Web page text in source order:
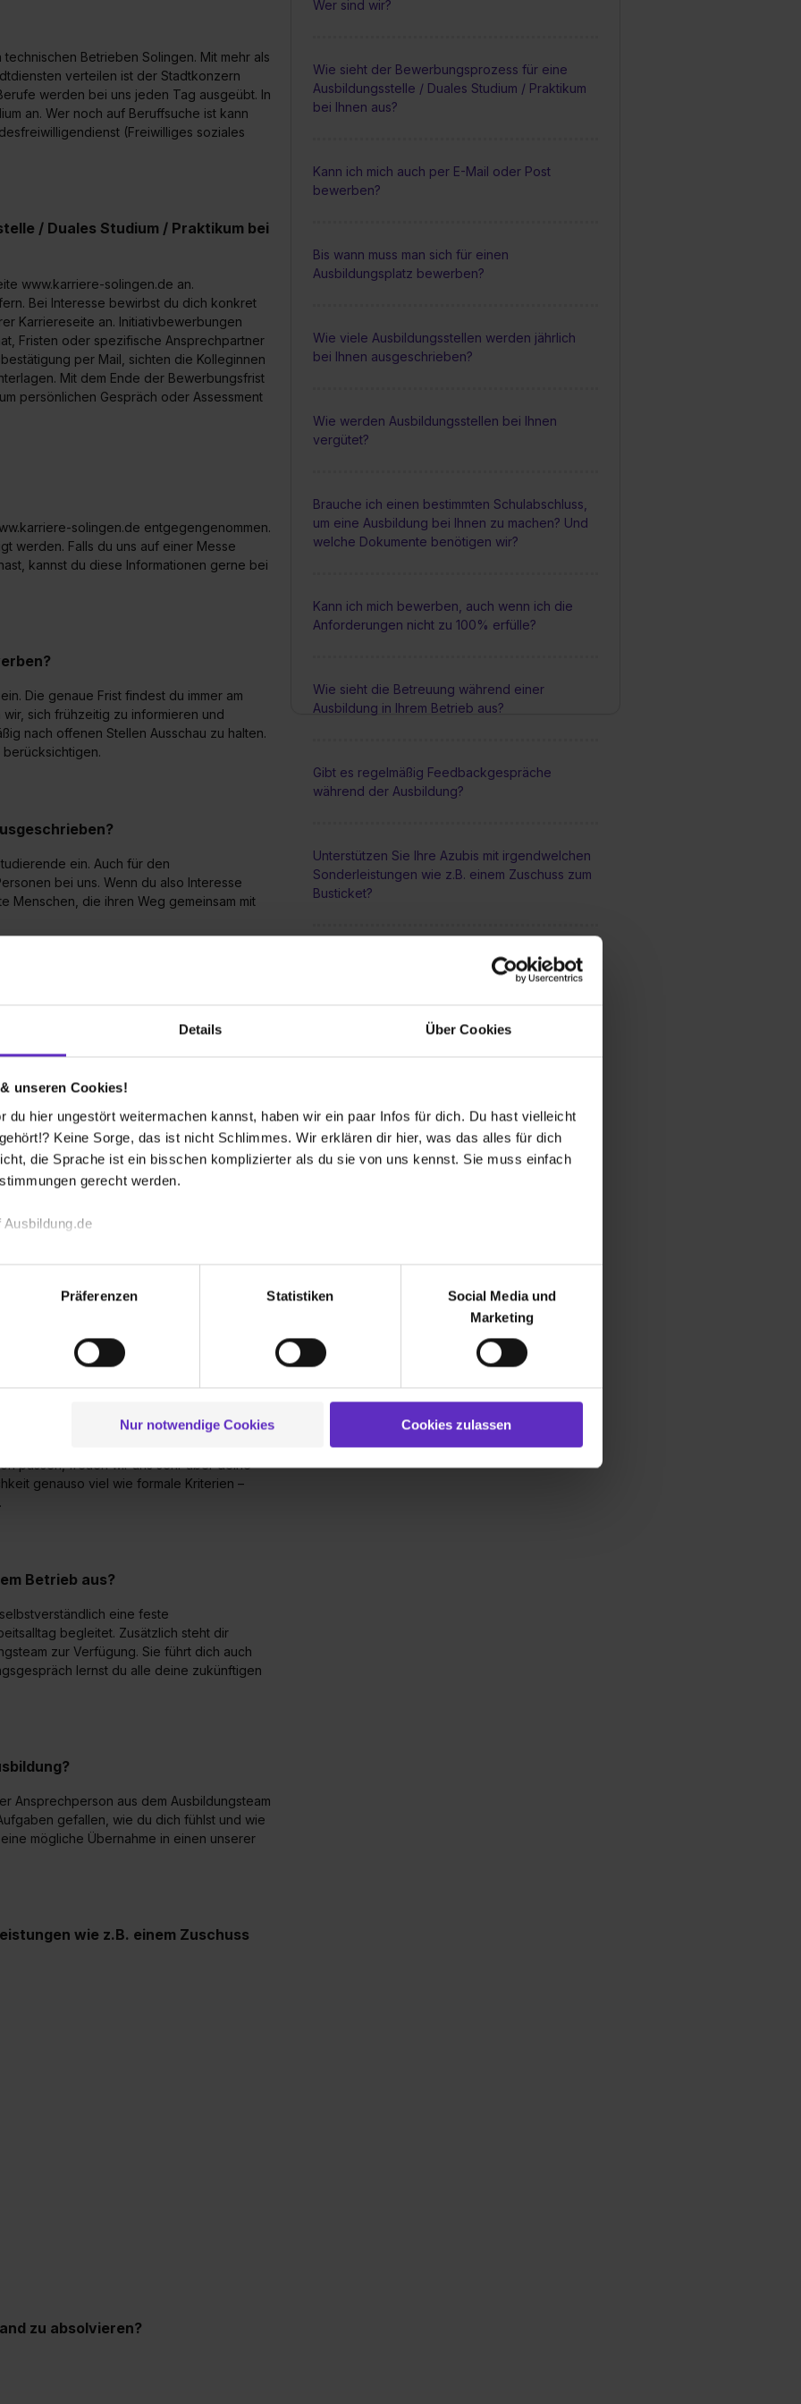
Details Über Cookies
unseren Cookies!
du hier ungestört weitermachen kannst, haben wir ein paar Infos für dich. Du hast vielleicht
Keine Sorge, das ist nicht Schlimmes. Wir erklären dir hier, was das alles für dich
die Sprache ist ein bisschen komplizierter als du sie von uns kennst. Sie muss einfach
gerecht werden.
Funktion unserer Webseite („Notwendig“), um von dir bei Benutzung der
zu speichern ( „Präferenzen“), die Zugriffe auf unsere Webseite zu analysieren
zu deiner Verwendung unserer Website an unsere Partner für soziale Medien, Werbung
um Inhalte und Anzeigen zu personalisieren („Social Media und Marketing“). Unsere
möglicherweise mit weiteren Daten zusammen, die du ihnen bereitgestellt hast oder die
separaten Aktivierung von „Social Media und Marketing“ bist du auch damit
der Cookies externe Inhalte (z.B. Videos oder Posts) angezeigt und hierfür
später noch im Einzelfall bei dem jeweiligen Inhalt erteilen. Willst du nur bestimmte
triff deine Auswahl über die Checkboxen und klick auf „Auswahl erlauben“. Die
ganz oder teilweise über unsere Datenschutzerklärung unter dem Punkt
Weitere Informationen zu den einzelnen Cookies findest du durch Klick auf
Datenschutzerklärung,Impressum
Präferenzen Statistiken
Social Media und
Marketing
Nur notwendige Cookies Cookies zulassen
Wer sind wir?
Wie sieht der Bewerbungsprozess für eine
Ausbildungsstelle / Duales Studium / Praktikum
bei Ihnen aus?
Kann ich mich auch per E-Mail oder Post
bewerben?
Bis wann muss man sich für einen
Ausbildungsplatz bewerben?
Wie viele Ausbildungsstellen werden jährlich
bei Ihnen ausgeschrieben?
Wie werden Ausbildungsstellen bei Ihnen
vergütet?
Brauche ich einen bestimmten Schulabschluss,
um eine Ausbildung bei Ihnen zu machen? Und
welche Dokumente benötigen wir?
Kann ich mich bewerben, auch wenn ich die
Anforderungen nicht zu 100% erfülle?
Wie sieht die Betreuung während einer
Ausbildung in Ihrem Betrieb aus?
Gibt es regelmäßig Feedbackgespräche
während der Ausbildung?
Unterstützen Sie Ihre Azubis mit irgendwelchen
Sonderleistungen wie z.B. einem Zuschuss zum
Busticket?
Gibt es die Möglichkeit einen Teil der
Ausbildung im Ausland zu absolvieren?
Ausbildung bei Ihnen übernommen zu werden?
Ist eine Hospitation oder eine Probearbeit
möglich?
Betrieben Solingen. Mit mehr als
verteilen ist der Stadtkonzern
werden bei uns jeden Tag ausgeübt. In
an. Wer noch auf Beruffsuche ist kann
(Freiwilliges soziales
/ Duales Studium / Praktikum bei
www.karriere-solingen.de an.
Bei Interesse bewirbst du dich konkret
Karriereseite an. Initiativbewerbungen
Fristen oder spezifische Ansprechpartner
per Mail, sichten die Kolleginnen
Mit dem Ende der Bewerbungsfrist
persönlichen Gespräch oder Assessment
solingen.de entgegengenommen.
werden. Falls du uns auf einer Messe
kannst du diese Informationen gerne bei
Die genaue Frist findest du immer am
sich frühzeitig zu informieren und
nach offenen Stellen Ausschau zu halten.
ein. Auch für den
bei uns. Wenn du also Interesse
Menschen, die ihren Weg gemeinsam mit
und variiert je nach Ausbildungsberuf und
bei über 1.000 € brutto.
bei Ihnen zu machen? Und
die in der jeweiligen Ausschreibung
Schulabschluss passende
sowie relevante Zeugnisse und
deine Unterlagen auf dem
empfehlen, dein Profil regelmäßig zu
Bewerbung vollständig ist und wir ein
nicht zu 100% erfülle?
sind als Orientierung gedacht. Uns
glaubst, dass deine Qualifikationen,
passen, freuen wir uns sehr über deine
genauso viel wie formale Kriterien –
Betrieb aus?
eine feste
begleitet. Zusätzlich steht dir
zur Verfügung. Sie führt dich auch
lernst du alle deine zukünftigen
Ansprechperson aus dem Ausbildungsteam
gefallen, wie du dich fühlst und wie
mögliche Übernahme in einen unserer
wie z.B. einem Zuschuss
zu absolvieren?